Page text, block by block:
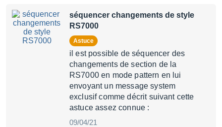
séquencer changements de style
RS7000
Astuce
il est possible de séquencer des
changements de section de la
RS7000 en mode pattern en lui
envoyant un message system
exclusif comme décrit suivant cette
astuce assez connue :
09/04/21